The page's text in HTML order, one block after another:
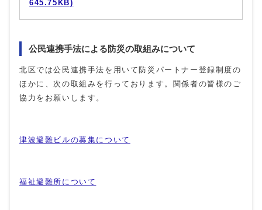
645.75KB)
公民連携手法による防災の取組みについて
北区では公民連携手法を用いて防災パートナー登録制度の
ほかに、次の取組みを行っております。関係者の皆様のご
協力をお願いします。
津波避難ビルの募集について
福祉避難所について